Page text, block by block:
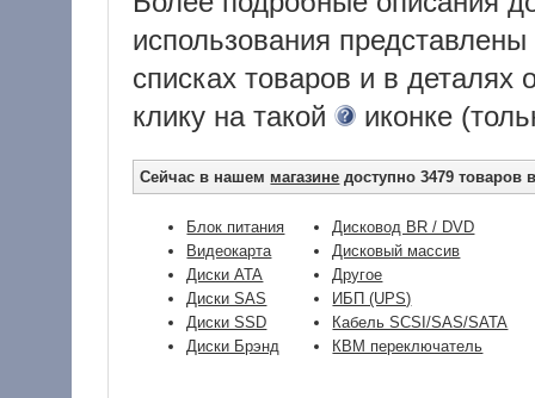
использования
списках товаров и в деталях
клику на такой
иконке
Сейчас в нашем магазине доступно 3479 товаров
Блок питания
Видеокарта
Диски ATA
Диски SAS
Диски SSD
Диски Брэнд
Дисковод BR / DVD
Дисковый массив
Другое
ИБП (UPS)
Кабель SCSI/SAS/SATA
КВМ переключатель